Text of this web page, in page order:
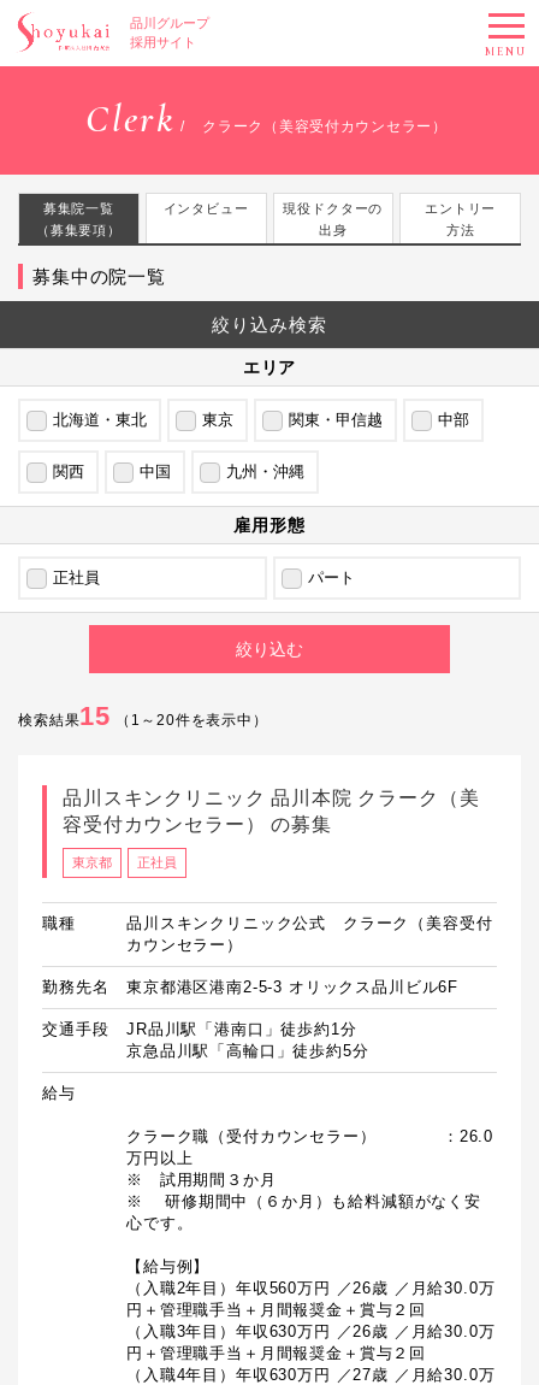
品川グループ
採用サイト
MENU
Clerk クラーク（美容受付カウンセラー）
募集院一覧
（募集要項）
インタビュー
現役ドクターの
出身
エントリー
方法
募集中の院一覧
絞り込み検索
エリア
北海道・東北 東京 関東・甲信越 中部
関西 中国 九州・沖縄
雇用形態
正社員 パート
検索結果15 （ 1 ～ 20件を表示中）
品川スキンクリニック 品川本院 クラーク（美
容受付カウンセラー） の募集
東京都 正社員
職種
品川スキンクリニック公式 クラーク（美容受付
カウンセラー）
勤務先名 東京都港区港南2-5-3 オリックス品川ビル6F
交通手段
JR品川駅「港南口」徒歩約1分
京急品川駅「高輪口」徒歩約5分
給与
クラーク職（受付カウンセラー）　　　　：26.0
万円以上
※　試用期間３か月
※	研修期間中（６か月）も給料減額がなく安
心です。
【給与例】
（入職2年目）年収560万円 ／26歳 ／月給30.0万
円＋管理職手当＋月間報奨金＋賞与２回
（入職3年目）年収630万円 ／26歳 ／月給30.0万
円＋管理職手当＋月間報奨金＋賞与２回
（入職4年目）年収630万円 ／27歳 ／月給30.0万